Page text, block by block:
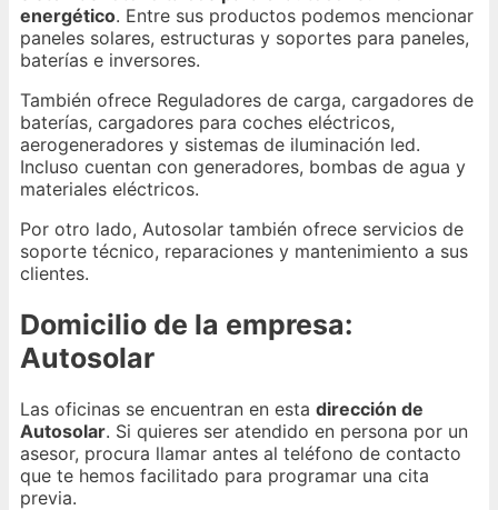
energético. Entre sus productos podemos mencionar
paneles solares, estructuras y soportes para paneles,
baterías e inversores.
También ofrece Reguladores de carga, cargadores de
baterías, cargadores para coches eléctricos,
aerogeneradores y sistemas de iluminación led.
Incluso cuentan con generadores, bombas de agua y
materiales eléctricos.
Por otro lado, Autosolar también ofrece servicios de
soporte técnico, reparaciones y mantenimiento a sus
clientes.
Domicilio de la empresa:
Autosolar
Las oficinas se encuentran en esta dirección de
Autosolar. Si quieres ser atendido en persona por un
asesor, procura llamar antes al teléfono de contacto
que te hemos facilitado para programar una cita
previa.